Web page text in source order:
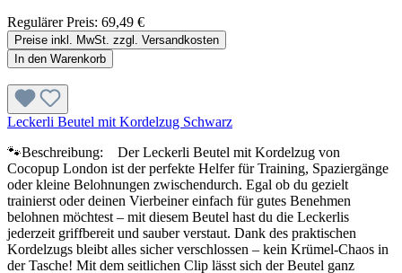
Regulärer Preis: 69,49 €
Preise inkl. MwSt. zzgl. Versandkosten
In den Warenkorb
Leckerli Beutel mit Kordelzug Schwarz
🐾Beschreibung: Der Leckerli Beutel mit Kordelzug von
Cocopup London ist der perfekte Helfer für Training, Spaziergänge
oder kleine Belohnungen zwischendurch. Egal ob du gezielt
trainierst oder deinen Vierbeiner einfach für gutes Benehmen
belohnen möchtest – mit diesem Beutel hast du die Leckerlis
jederzeit griffbereit und sauber verstaut. Dank des praktischen
Kordelzugs bleibt alles sicher verschlossen – kein Krümel-Chaos in
der Tasche! Mit dem seitlichen Clip lässt sich der Beutel ganz